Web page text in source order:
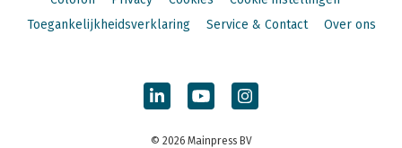
Toegankelijkheidsverklaring
Service & Contact Over ons
© 2026 Mainpress BV